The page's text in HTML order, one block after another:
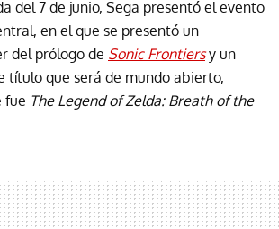
del 7 de junio, Sega presentó el evento
en el que se presentó un
del prólogo de Sonic Frontiersy un
título que será de mundo abierto,
fue The Legend of Zelda: Breath of the